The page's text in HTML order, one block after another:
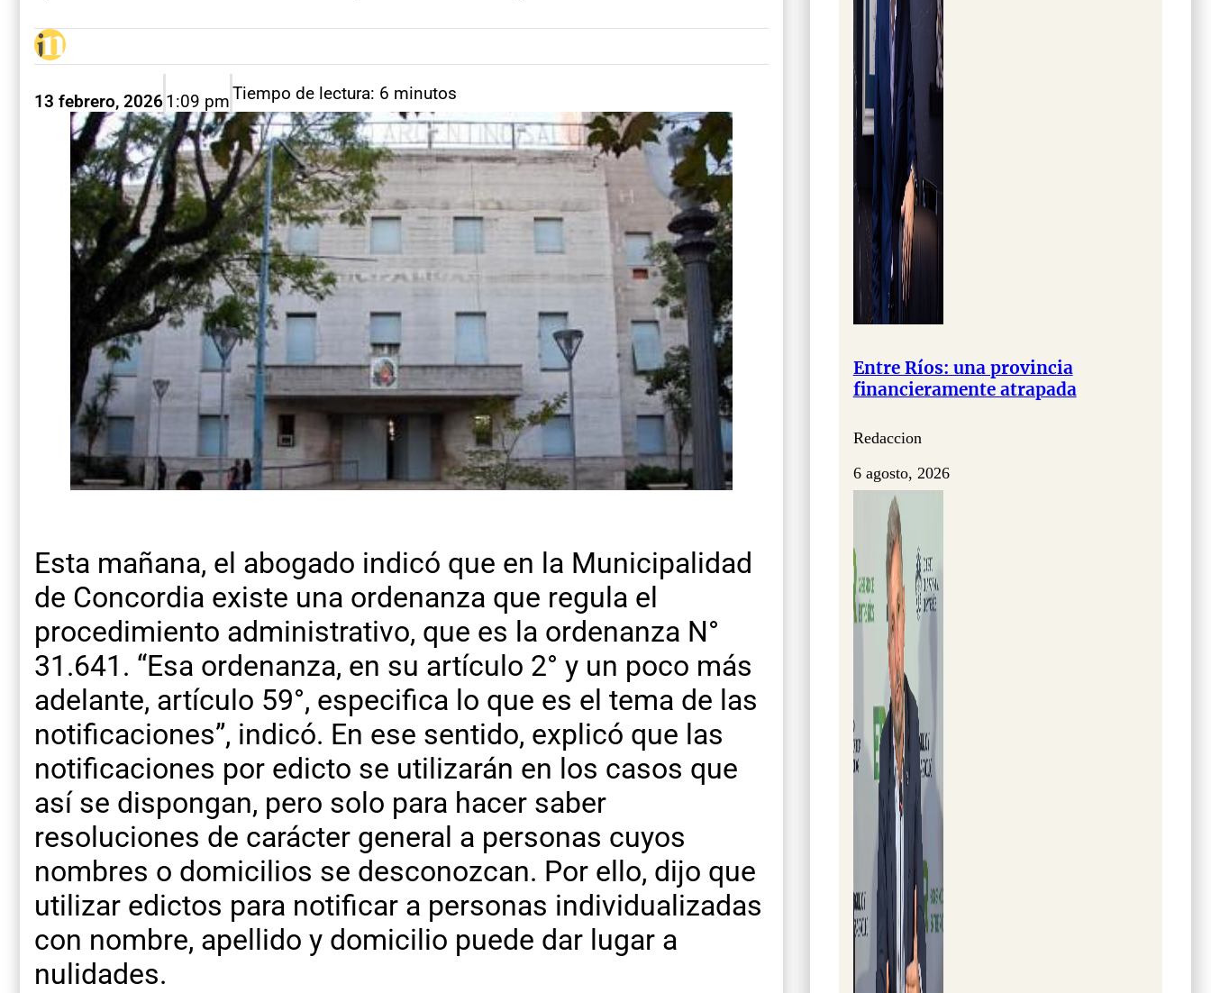
13 febrero, 20261:09 pmTiempo de lectura: 6 minutos
Esta mañana, el abogado indicó que en la Municipalidad
de Concordia existe una ordenanza que regula el
procedimiento administrativo, que es la ordenanza N°
31.641. “Esa ordenanza, en su artículo 2° y un poco más
adelante, artículo 59°, especifica lo que es el tema de las
notificaciones”, indicó. En ese sentido, explicó que las
notificaciones por edicto se utilizarán en los casos que
así se dispongan, pero solo para hacer saber
resoluciones de carácter general a personas cuyos
nombres o domicilios se desconozcan. Por ello, dijo que
utilizar edictos para notificar a personas individualizadas
con nombre, apellido y domicilio puede dar lugar a
nulidades.
Entre Ríos: una provincia
financieramente atrapada
Redaccion
6 agosto, 2026